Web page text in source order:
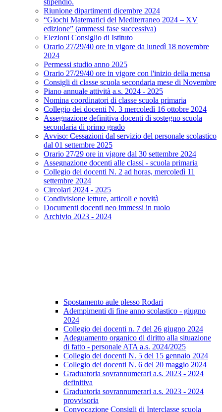
stipendio.
Riunione dipartimenti dicembre 2024
“Giochi Matematici del Mediterraneo 2024 – XV
edizione” (ammessi fase successiva)
Elezioni Consiglio di Istituto
Orario 27/29/40 ore in vigore da lunedì 18 novembre
2024
Permessi studio anno 2025
Orario 27/29/40 ore in vigore con l'inizio della mensa
Consigli di classe scuola secondaria mese di Novembre
Piano annuale attività a.s. 2024 - 2025
Nomina coordinatori di classe scuola primaria
Collegio dei docenti N. 3 mercoledì 16 ottobre 2024
Assegnazione definitiva docenti di sostegno scuola
secondaria di primo grado
Avviso: Cessazioni dal servizio del personale scolastico
dal 01 settembre 2025
Orario 27/29 ore in vigore dal 30 settembre 2024
Assegnazione docenti alle classi - scuola primaria
Collegio dei docenti N. 2 ad horas, mercoledì 11
settembre 2024
Circolari 2024 - 2025
Condivisione letture, articoli e novità
Documenti docenti neo immessi in ruolo
Archivio 2023 - 2024
Spostamento aule plesso Rodari
Adempimenti di fine anno scolastico - giugno
2024
Collegio dei docenti n. 7 del 26 giugno 2024
Adeguamento organico di diritto alla situazione
di fatto - personale ATA a.s. 2024/2025
Collegio dei docenti N. 5 del 15 gennaio 2024
Collegio dei docenti N. 6 del 20 maggio 2024
Graduatoria sovrannumerari a.s. 2023 - 2024
definitiva
Graduatoria sovrannumerari a.s. 2023 - 2024
provvisoria
Convocazione Consigli di Interclasse scuola